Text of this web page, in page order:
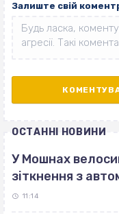
Залиште свій
ОСТАННІ НОВИНИ
У Мошнах
зіткнення з
11:14